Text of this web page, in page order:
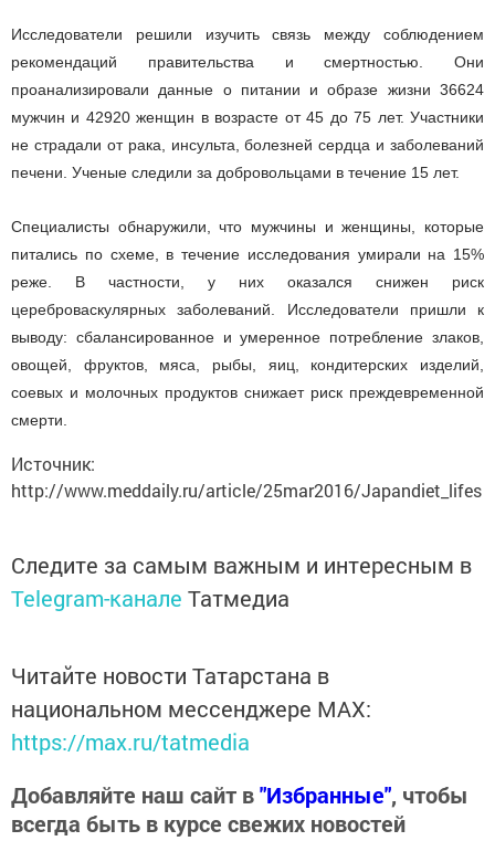
Исследователи решили изучить связь между соблюдением
рекомендаций правительства и смертностью. Они
проанализировали данные о питании и образе жизни 36624
мужчин и 42920 женщин в возрасте от 45 до 75 лет. Участники
не страдали от рака, инсульта, болезней сердца и заболеваний
печени. Ученые следили за добровольцами в течение 15 лет.
Специалисты обнаружили, что мужчины и женщины, которые
питались по схеме, в течение исследования умирали на 15%
реже. В частности, у них оказался снижен риск
цереброваскулярных заболеваний. Исследователи пришли к
выводу: сбалансированное и умеренное потребление злаков,
овощей, фруктов, мяса, рыбы, яиц, кондитерских изделий,
соевых и молочных продуктов снижает риск преждевременной
смерти.
Источник:
http://www.meddaily.ru/article/25mar2016/Japandiet_lifes
Следите за самым важным и интересным в
Telegram-канале Татмедиа
Читайте новости Татарстана в
национальном мессенджере MАХ:
https://max.ru/tatmedia
Добавляйте наш сайт в"Избранные", чтобы
всегда быть в курсе свежих новостей